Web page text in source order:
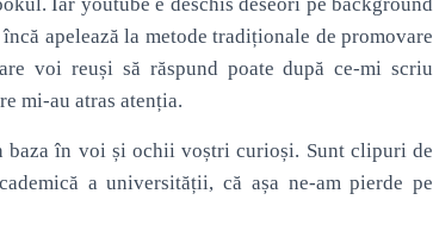
apelează la metode tradiționale de promovare
voi reuși să răspund poate după ce-mi scriu
mi-au atras atenția.
baza în voi și ochii voștri curioși. Sunt clipuri de
a universității, că așa ne-am pierde pe